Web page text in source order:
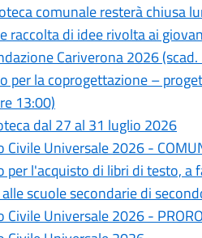
comunale resterà chiusa
raccolta di idee rivolta ai
Cariverona 2026
per la coprogettazione –
13:00)
dal 27 al 31 luglio 2026
Universale 2026 -
per l'acquisto di libri di testo,
scuole secondarie di
Universale 2026 -